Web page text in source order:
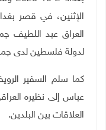
الإثنين، في قصر
العراق عبد اللطيف
لدولة فلسطين لدى
كما سلم السفير
عباس إلى نظيره
العلاقات بين البلدين.